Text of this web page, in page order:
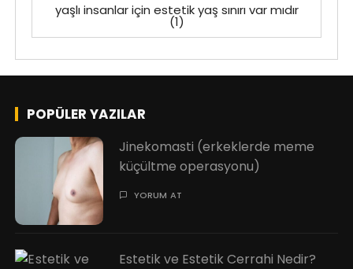
yaşlı insanlar için estetik yaş sınırı var mıdır
(1)
POPÜLER YAZILAR
Jinekomasti (erkeklerde meme
küçültme operasyonu)
YORUM AT
Estetik ve Estetik Cerrahi Nedir?